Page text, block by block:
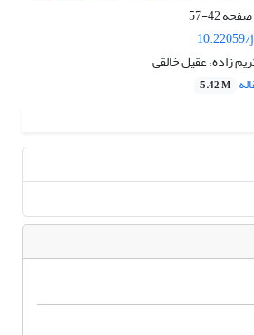
42-57
زاده، عقیل خالقی
5.42 M